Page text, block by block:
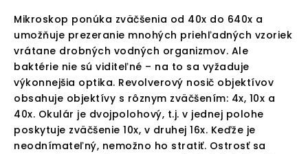
Mikroskop ponúka zväčšenia od 40x do 640x a
umožňuje prezeranie mnohých priehľadných vzoriek
vrátane drobných vodných organizmov. Ale
baktérie nie sú viditeľné – na to sa vyžaduje
výkonnejšia optika. Revolverový nosič objektívov
obsahuje objektívy s rôznym zväčšením: 4x, 10x a
40x. Okulár je dvojpolohový, t.j. v jednej polohe
poskytuje zväčšenie 10x, v druhej 16x. Keďže je
neodnímateľný, nemožno ho stratiť. Ostrosť sa